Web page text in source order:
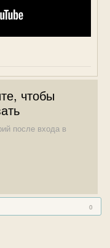
чтобы
после входа в
0